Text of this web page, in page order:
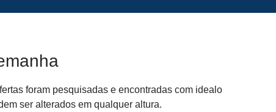
foram pesquisadas e encontradas com idealo
ser alterados em qualquer altura.